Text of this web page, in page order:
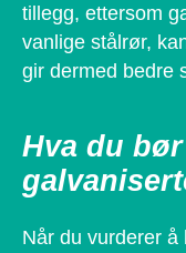
tillegg, ettersom
vanlige stålrør,
gir dermed bedre
Hva du
Når du vurderer